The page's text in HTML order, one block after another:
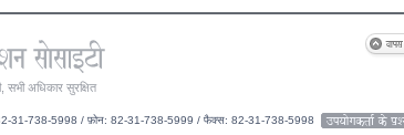
सभी अधिकार सुरक्षित
82-31-738-5998 / फ़ोन: 82-31-738-5999 / फैक्स: 82-31-738-5998